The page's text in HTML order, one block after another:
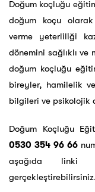
Doğum koçluğu
doğum koçu
verme yeterliliği
dönemini sağlıklı
doğum koçluğu
bireyler, hamilelik
bilgileri ve psikolojik
Doğum Koçluğu
0530 354 96 66
aşağıda linki